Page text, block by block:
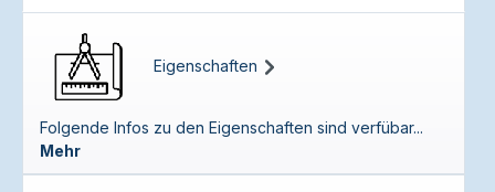
Eigenschaften
Folgende Infos zu den Eigenschaften sind verfübar...
Mehr